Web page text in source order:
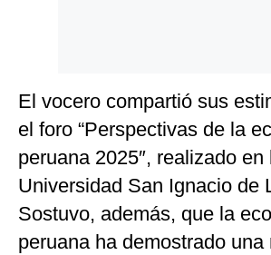
El vocero compartió sus
el foro “Perspectivas de la
peruana 2025″, realizado en
Universidad San Ignacio de
Sostuvo, además, que la
peruana ha demostrado una